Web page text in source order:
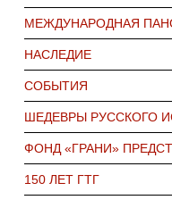
МЕЖДУНАРОДНАЯ
НАСЛЕДИЕ
СОБЫТИЯ
ШЕДЕВРЫ РУССКОГО
ФОНД «ГРАНИ»
150 ЛЕТ ГТГ